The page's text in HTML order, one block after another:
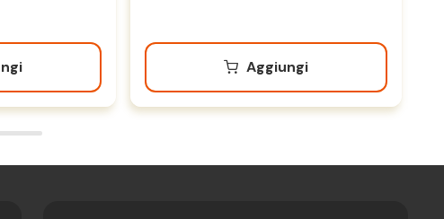
Aggiungi